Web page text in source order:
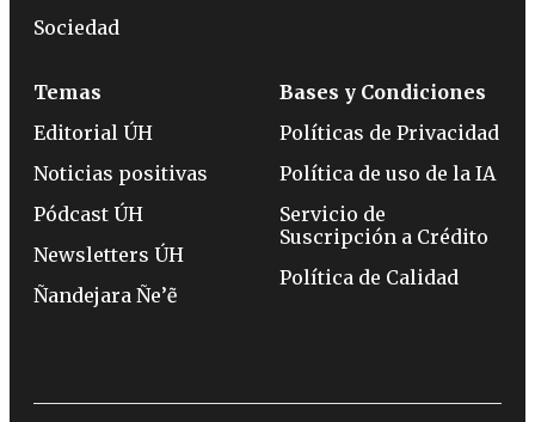
Sociedad
Temas
Editorial ÚH
Noticias positivas
Pódcast ÚH
Newsletters ÚH
Ñandejara Ñe’ẽ
Bases y Condiciones
Políticas de Privacidad
Política de uso de la IA
Servicio de
Suscripción a Crédito
Política de Calidad